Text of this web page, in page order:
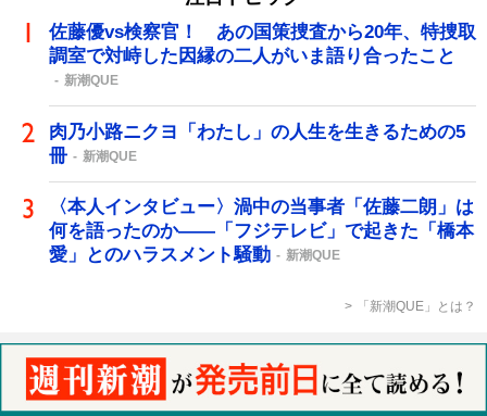
佐藤優vs検察官！ あの国策捜査から20年、特捜取
調室で対峙した因縁の二人がいま語り合ったこと
新潮QUE
肉乃小路ニクヨ「わたし」の人生を生きるための5
冊
新潮QUE
〈本人インタビュー〉渦中の当事者「佐藤二朗」は
何を語ったのか――「フジテレビ」で起きた「橋本
愛」とのハラスメント騒動
新潮QUE
「新潮QUE」とは？